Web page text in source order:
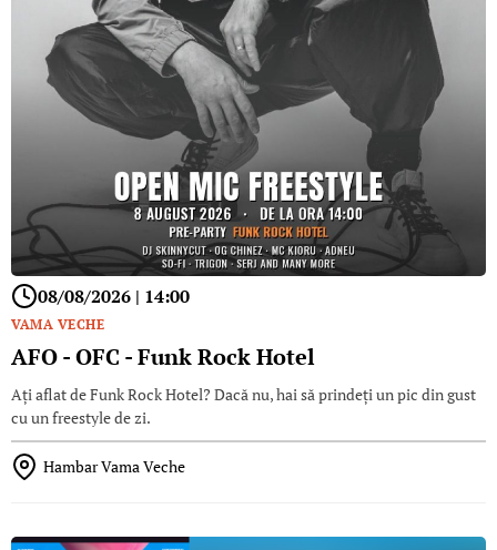
08/08/2026 | 14:00
VAMA VECHE
AFO - OFC - Funk Rock Hotel
Ați aflat de Funk Rock Hotel? Dacă nu, hai să prindeți un pic din gust
cu un freestyle de zi.
Hambar Vama Veche